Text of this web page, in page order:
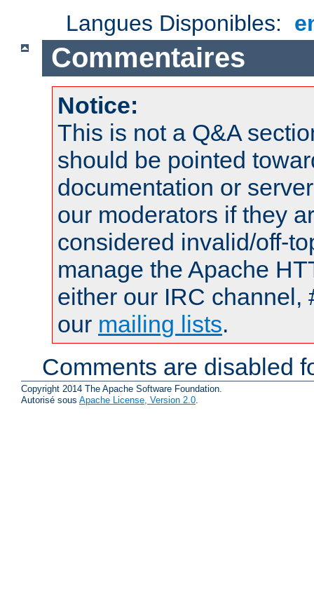
Langues Disponibles:
Commentaires
Notice:
This is not a Q&A
should be pointed
documentation or
our moderators if they
considered invalid/off-
manage the Apache
either our IRC channel,
our mailing lists.
Comments are disabled
Copyright 2014 The Apache Software Foundation.
Autorisé sous Apache License, Version 2.0